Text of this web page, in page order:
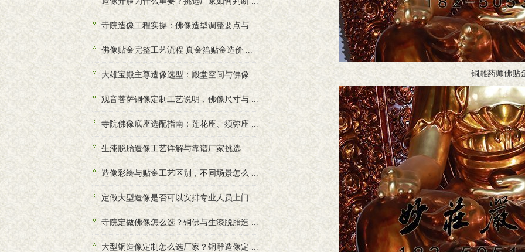
寺院造像工程实操：佛像造型调整要点与 ...
佛像贴金完整工艺流程 真金箔贴金造价 ...
大雄宝殿主尊造像选型：殿堂空间与佛像 ...
观音菩萨铜像定制工艺说明，佛像尺寸与 ...
寺院佛像底座选配指南：莲花座、须弥座 ...
生漆脱胎造像工艺详解与靠谱厂家挑选
造像彩绘与贴金工艺区别，不同场景怎么 ...
定做大型造像是否可以安排专业人员上门 ...
寺院定做佛像怎么选？铜佛与生漆脱胎造 ...
大型铜造像定制怎么选厂家？铜雕造像定 ...
铜雕药师佛贴